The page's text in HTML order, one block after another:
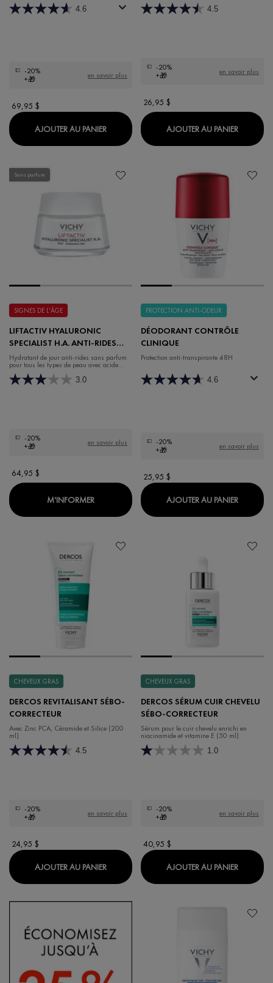
4.6
-20%
+🎁
en savoir plus
69,95 $
AJOUTER AU PANIER NEOVADIOL COMPLEXE
4.5
-20%
+🎁
en savoir plus
26,95 $
AJOUTER AU PANIER
Sans parfum
SIGNES DE L'ÂGE
LIFTACTIV HYALURONIC
SPECIALIST H.A. ANTI-RIDES
CRÈME HYDRATANTE DE JOUR
SANS PARFUM
Hydratant de jour anti-rides sans parfum
pour tous les types de peau avec acide
hyaluronique et rhamnose.
3.0
-20%
+🎁
en savoir plus
64,95 $
M'INFORMER WHEN THE LIFTACTIV HYALURONIC
PROTECTION ANTI-ODEUR
DÉODORANT CONTRÔLE
CLINIQUE
Protection anti-transpirante 48H
4.6
-20%
+🎁
en savoir plus
25,95 $
AJOUTER AU PANIER
CHEVEUX GRAS
DERCOS REVITALISANT SÉBO-
CORRECTEUR
Avec Zinc PCA, Céramide et Silice (200
ml)
4.5
-20%
+🎁
en savoir plus
24,95 $
AJOUTER AU PANIER DERCOS REVITALISANT SÉBO-
CHEVEUX GRAS
DERCOS SÉRUM CUIR CHEVELU
SÉBO-CORRECTEUR
Sérum pour le cuir chevelu enrichi en
niacinamide et vitamine E (50 ml)
1.0
-20%
+🎁
en savoir plus
40,95 $
AJOUTER AU PANIER